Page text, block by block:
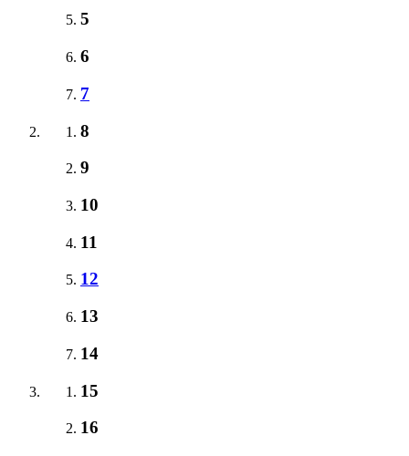
5
6
7
8
9
10
11
12
13
14
15
16